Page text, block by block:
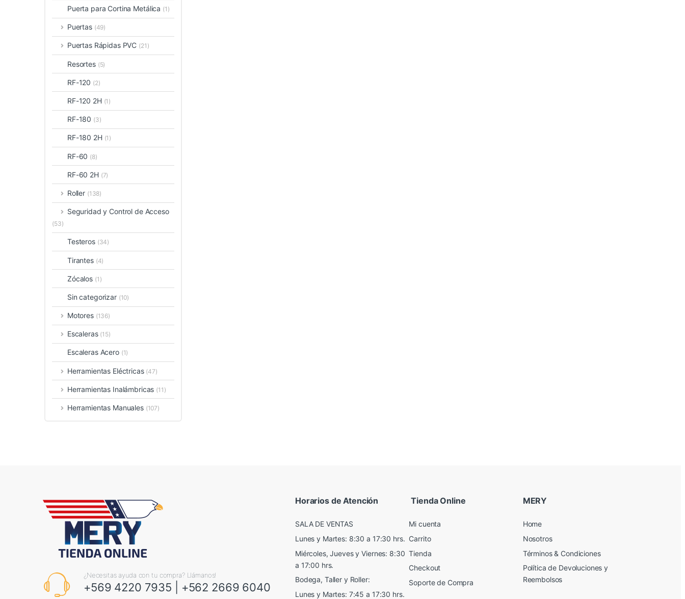
Puerta para Cortina Metálica (1)
Puertas (49)
Puertas Rápidas PVC (21)
Resortes (5)
RF-120 (2)
RF-120 2H (1)
RF-180 (3)
RF-180 2H (1)
RF-60 (8)
RF-60 2H (7)
Roller (138)
Seguridad y Control de Acceso
(53)
Testeros (34)
Tirantes (4)
Zócalos (1)
Sin categorizar (10)
Motores (136)
Escaleras (15)
Escaleras Acero (1)
Herramientas Eléctricas (47)
Herramientas Inalámbricas (11)
Herramientas Manuales (107)
¿Necesitas ayuda con tu compra? Llámanos!
+569 4220 7935 +562 2669 6040
Horarios de Atención
SALA DE VENTAS
Lunes y Martes: 8:30 a 17:30 hrs.
Miércoles, Jueves y Viernes: 8:30
a 17:00 hrs.
Bodega, Taller y Roller:
Lunes y Martes: 7:45 a 17:30 hrs.
Tienda Online
Mi cuenta
Carrito
Tienda
Checkout
Soporte de Compra
MERY
Home
Nosotros
Términos & Condiciones
Política de Devoluciones y
Reembolsos